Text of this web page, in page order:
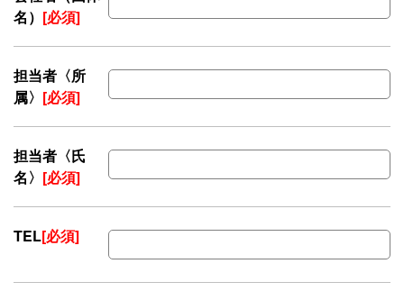
名） [必須]
担当者〈所
属〉 [必須]
担当者〈氏
名〉 [必須]
TEL[必須]